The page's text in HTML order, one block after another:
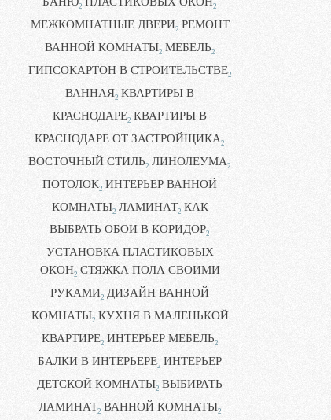
2 2
МЕЖКОМНАТНЫЕ ДВЕРИ2 РЕМОНТ
ВАННОЙ КОМНАТЫ2 МЕБЕЛЬ2
ГИПСОКАРТОН В СТРОИТЕЛЬСТВЕ2
ВАННАЯ2 КВАРТИРЫ В
КРАСНОДАРЕ2 КВАРТИРЫ В
КРАСНОДАРЕ ОТ ЗАСТРОЙЩИКА2
ВОСТОЧНЫЙ СТИЛЬ2 ЛИНОЛЕУМА2
ПОТОЛОК2 ИНТЕРЬЕР ВАННОЙ
КОМНАТЫ2 ЛАМИНАТ2 КАК
ВЫБРАТЬ ОБОИ В КОРИДОР2
УСТАНОВКА ПЛАСТИКОВЫХ
ОКОН2 СТЯЖКА ПОЛА СВОИМИ
РУКАМИ2 ДИЗАЙН ВАННОЙ
КОМНАТЫ2 КУХНЯ В МАЛЕНЬКОЙ
КВАРТИРЕ2 ИНТЕРЬЕР МЕБЕЛЬ2
БАЛКИ В ИНТЕРЬЕРЕ2 ИНТЕРЬЕР
ДЕТСКОЙ КОМНАТЫ2 ВЫБИРАТЬ
ЛАМИНАТ2 ВАННОЙ КОМНАТЫ2